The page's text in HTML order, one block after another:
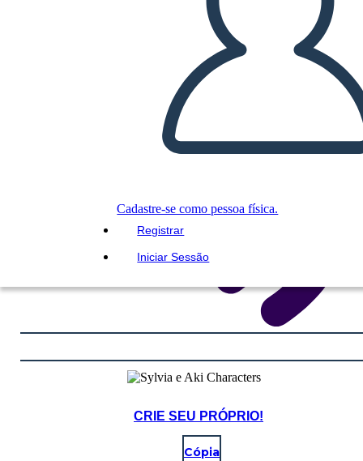
Cadastre-se como pessoa física.
Registrar
Iniciar Sessão
CRIE SEU PRÓPRIO!
Cópia